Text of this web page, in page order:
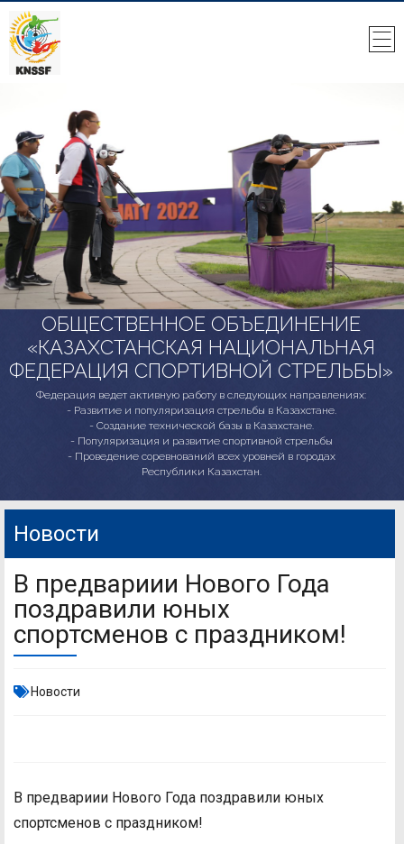
ОБЩЕСТВЕННОЕ ОБЪЕДИНЕНИЕ
«КАЗАХСТАНСКАЯ НАЦИОНАЛЬНАЯ
ФЕДЕРАЦИЯ СПОРТИВНОЙ СТРЕЛЬБЫ»
Федерация ведет активную работу в следующих направлениях:
- Развитие и популяризация стрельбы в Казахстане.
- Создание технической базы в Казахстане.
- Популяризация и развитие спортивной стрельбы
- Проведение соревнований всех уровней в городах
Республики Казахстан.
Новости
В предвариии Нового Года
поздравили юных
спортсменов с праздником!
Новости
В предвариии Нового Года поздравили юных
спортсменов с праздником!